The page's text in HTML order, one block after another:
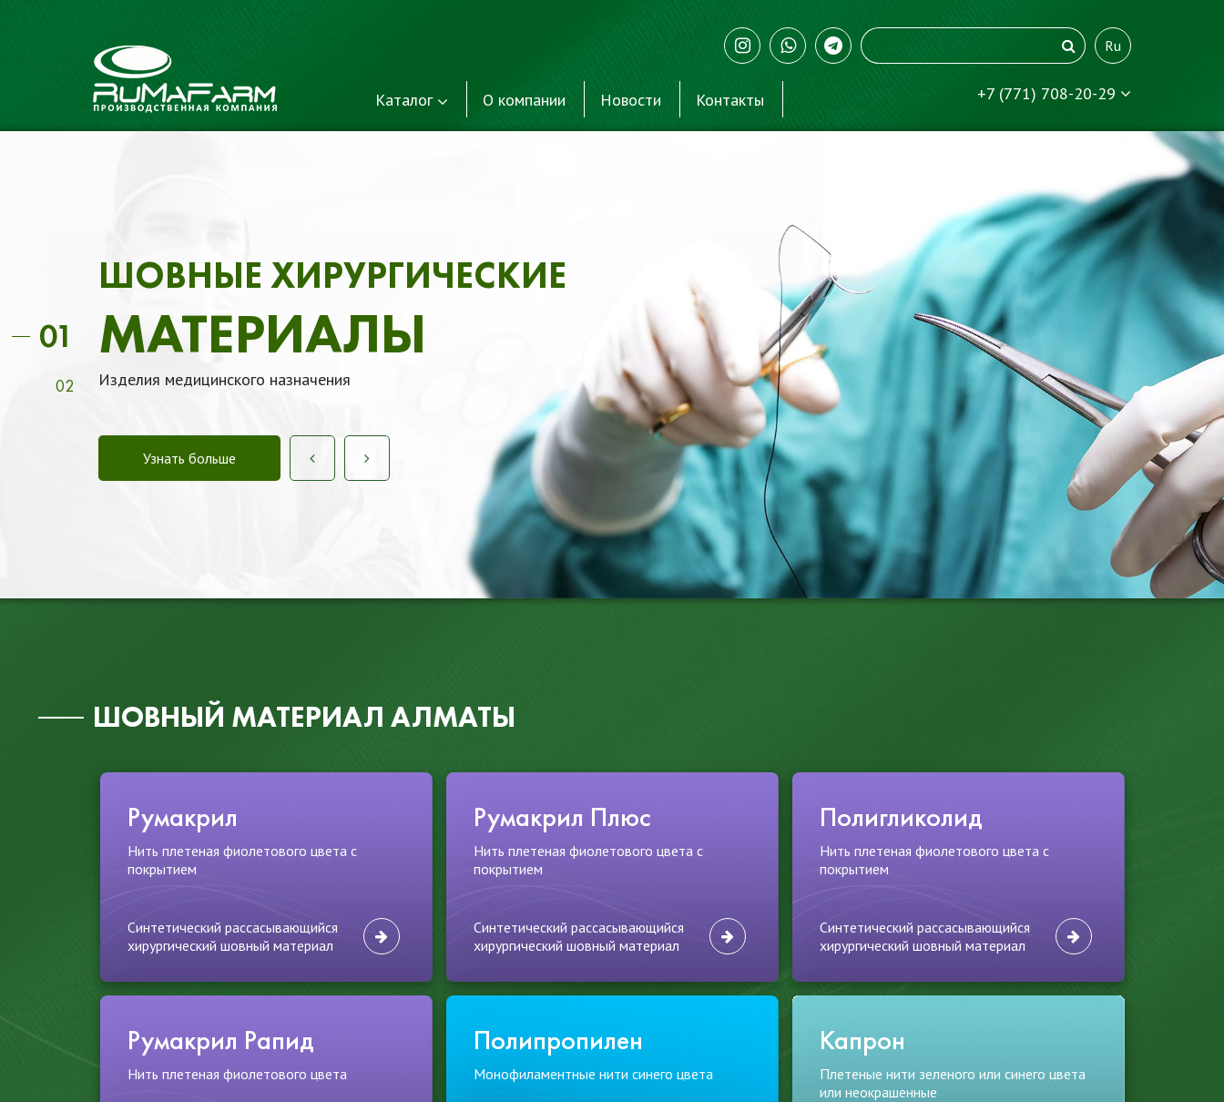
Ru
Каталог О компании Новости Контакты +7 (771) 708-20-29
01
02
ВСЕ ВИДЫ СЫРЬЯ
ХИРУРГИЧЕСКИХ
ШОВНЫХ
МАТЕРИАЛОВ
соответствуют международным стандартам качества
ШОВНЫЙ МАТЕРИАЛ АЛМАТЫ
Румакрил
Нить плетеная фиолетового цвета с
покрытием
Синтетический рассасывающийся
хирургический шовный материал
Румакрил Плюс
Нить плетеная фиолетового цвета с
покрытием
Синтетический рассасывающийся
хирургический шовный материал
Полигликолид
Нить плетеная фиолетового цвета с
покрытием
Синтетический рассасывающийся
хирургический шовный материал
Румакрил Рапид
Нить плетеная фиолетового цвета
Полипропилен
Монофиламентные нити синего цвета
Капрон
Плетеные нити зеленого или синего цвета
или неокрашенные